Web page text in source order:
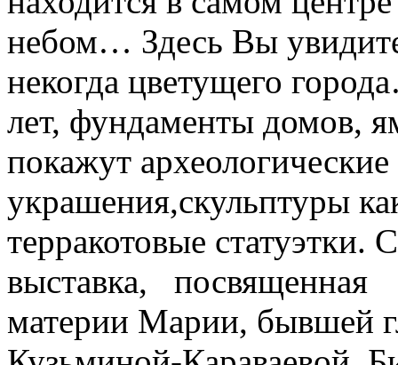
небом… Здесь Вы
некогда цветущего
лет, фундаменты домов,
покажут
украшения,скульптуры
терракотовые статуэтки.
выставка, посвященная
материи Марии, бывшей